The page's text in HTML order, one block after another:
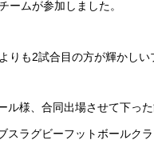
ームが参加しました。
りも2試合目の方が輝かし
ル様、合同出場させて下っ
スラグビーフットボールク